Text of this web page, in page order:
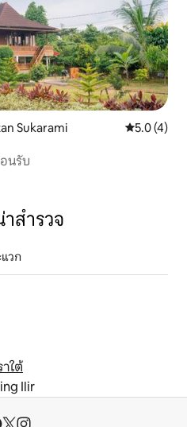
Sukarami คะแนนเฉลี่
5.0 (4)
นรับ
สำรวจ
วก
ใต้
Ilir